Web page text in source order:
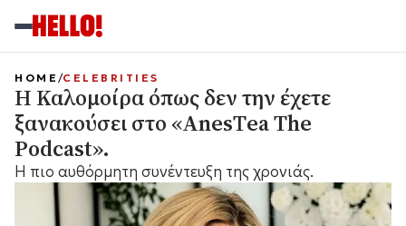
HOME CELEBRITIES
Η Καλομοίρα όπως δεν την έχετε
ξανακούσει στο «AnesΤea The
Podcast».
H πιο αυθόρμητη συνέντευξη της χρονιάς.